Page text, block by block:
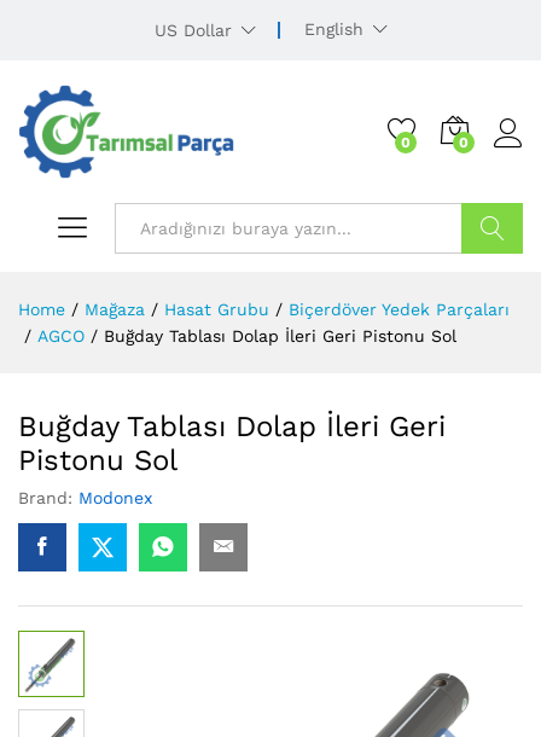
US Dollar English
0 0
Home / Mağaza / Hasat Grubu / Biçerdöver Yedek Parçaları
/ AGCO / Buğday Tablası Dolap İleri Geri Pistonu Sol
Buğday Tablası Dolap İleri Geri
Pistonu Sol
Brand: Modonex